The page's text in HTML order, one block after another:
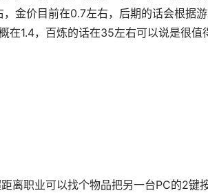
金价目前在0.7左右，后期的话会根据
在1.4，百炼的话在35左右可以说是很值
离职业可以找个物品把另一台PC的2键